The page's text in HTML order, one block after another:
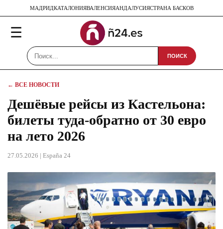
МАДРИДКАТАЛОНИЯВАЛЕНСИЯАНДАЛУСИЯСТРАНА БАСКОВ
☰
ПОИСК
← ВСЕ НОВОСТИ
Дешёвые рейсы из Кастельона:
билеты туда-обратно от 30 евро
на лето 2026
27.05.2026 | España 24